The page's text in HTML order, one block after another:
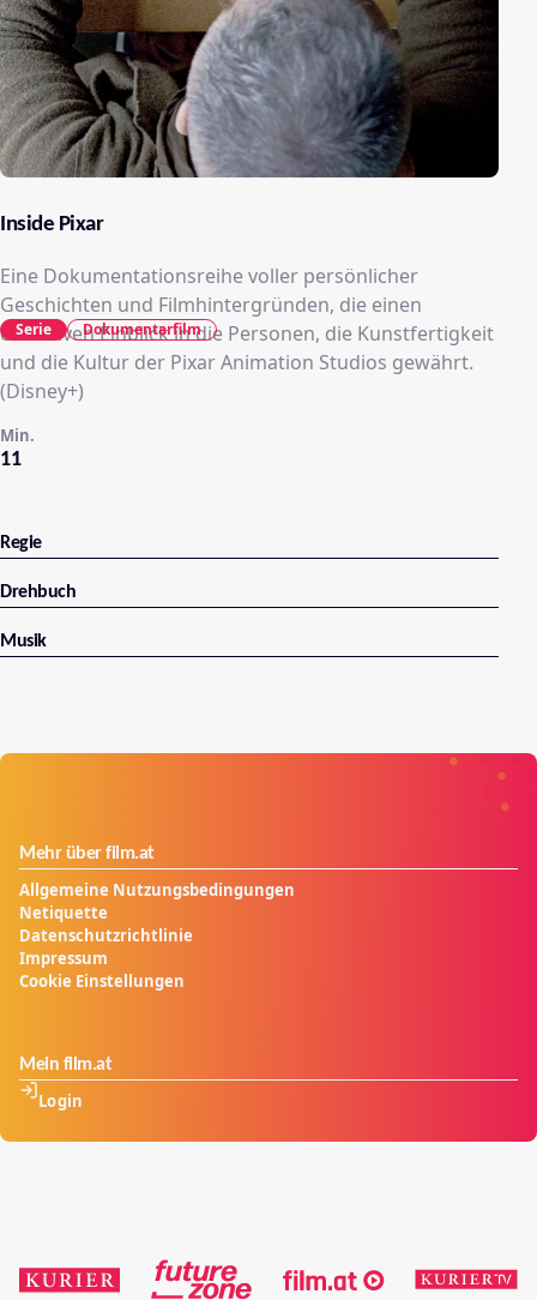
Inside Pixar
Eine Dokumentationsreihe voller persönlicher
Geschichten und Filmhintergründen, die einen
exklusiven Einblick in die Personen, die Kunstfertigkeit
und die Kultur der Pixar Animation Studios gewährt.
(Disney+)
11
Min.
Serie Dokumentarfilm
Regie
Drehbuch
Musik
Mehr über film.at
Allgemeine Nutzungsbedingungen
Netiquette
Datenschutzrichtlinie
Impressum
Cookie Einstellungen
Mein film.at
Login